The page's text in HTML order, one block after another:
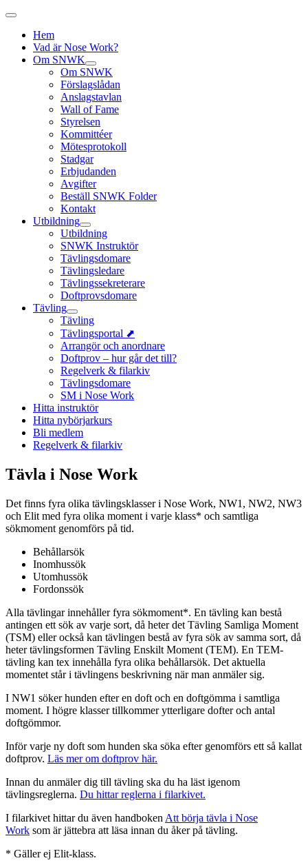
Hem
Vad är Nose Work?
Om SNWK
Om SNWK
Förslagslådan
Anslagstavlan
Wall of Fame
Styrelsen
Kommittéer
Mötesprotokoll
Stadgar
Erbjudanden
Avgifter
Beställ SNWK Folder
Kontakt
Utbildning
Utbildning
SNWK Instruktör
Tävlingsdomare
Tävlingsledare
Tävlingssekreterare
Doftprovsdomare
Tävling
Tävling
Tävlingsportal ⬈
Arrangör och anordnare
Doftprov – hur går det till?
Regelverk & filarkiv
Tävlingsdomare
SM i Nose Work
Hitta instruktör
Hitta nybörjarkurs
Bli medlem
Regelverk & filarkiv
Tävla i Nose Work
Det finns fyra olika tävlingsklasser i Nose Work, NW1, NW2, NW3
och Elit med fyra olika moment i varje klass* och samtliga
sökmoment genomförs på tid.
Behållarsök
Inomhussök
Utomhussök
Fordonssök
Alla tävlingar innehåller fyra sökmoment*. En tävling kan bestå
antingen ett sök av varje sort, då heter det Tävling Samliga Moment
(TSM) eller också kan tävlingen bestå av fyra sök av samma sort, då
heter tävlingsformen Tävling Enskilt Moment (TEM). En TEM-
tävling kan tex innehålla fyra olika behållarsök. Det aktuella
momentet står i tävlingens beskrivning när man anmäler sig.
I NW1 söker hunden efter en doft och en doftgömma i samtliga
moment. I högre klasser tillkommer ytterligare dofter och antal
doftgömmor.
Inför varje ny doft som hunden ska söka efter genomförs ett så kallat
doftprov. Läs mer om doftprov här.
Innan du anmäler dig till tävling ska du ha läst igenom
tävlingsreglerna. Du hittar reglerna i filarkivet.
I filarkivet hittar du även handboken Att börja tävla i Nose
Work som är jättebra att läsa innan du åker på tävling.
* Gäller ej Elit-klass.